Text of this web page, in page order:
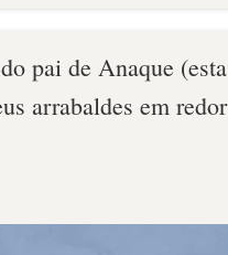
pai de Anaque (esta
arrabaldes em redor